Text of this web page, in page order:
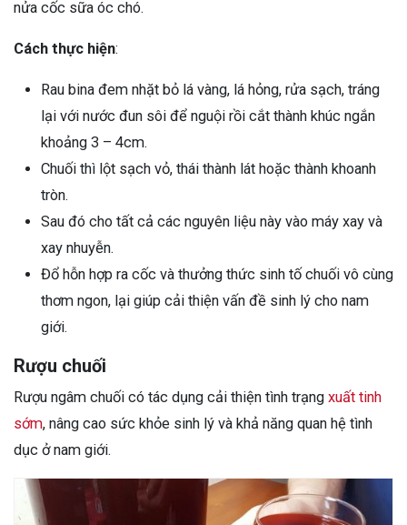
nửa cốc sữa óc chó.
Cách thực hiện:
Rau bina đem nhặt bỏ lá vàng, lá hỏng, rửa sạch, tráng
lại với nước đun sôi để nguội rồi cắt thành khúc ngắn
khoảng 3 – 4cm.
Chuối thì lột sạch vỏ, thái thành lát hoặc thành khoanh
tròn.
Sau đó cho tất cả các nguyên liệu này vào máy xay và
xay nhuyễn.
Đổ hỗn hợp ra cốc và thưởng thức sinh tố chuối vô cùng
thơm ngon, lại giúp cải thiện vấn đề sinh lý cho nam
giới.
Rượu chuối
Rượu ngâm chuối có tác dụng cải thiện tình trạng xuất tinh
sớm, nâng cao sức khỏe sinh lý và khả năng quan hệ tình
dục ở nam giới.